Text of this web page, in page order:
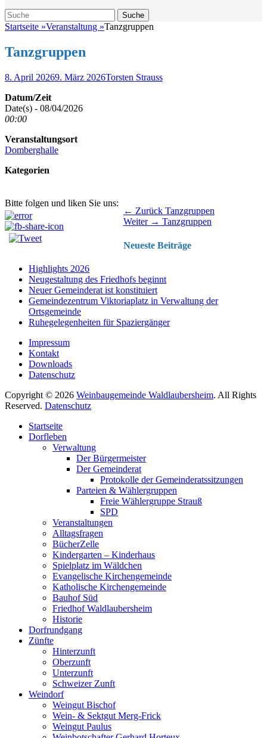
Suche
Suche
nach:
Startseite »Veranstaltung »Tanzgruppen
Tanzgruppen
Veröffentlicht
8. April 20269. März 2026Autor
Torsten Strauss
Datum/Zeit
Date(s) - 08/04/2026
00:00
Veranstaltungsort
Domberghalle
Kategorien
Bitte folgen und liken Sie uns:
Beitragsnavigation ← Zurück Vorhergehender
Beitrag:
Tanzgruppen
Weiter → Nächster
Tanzgruppen
Neueste Beiträge
Highlights 2026
Neugestaltung des Friedhofs beginnt
Neuer Gemeinderat ist konstituiert
Gemeindezentrum Viktoriaplatz in Verwaltung der
Ortsgemeinde
Ruhegelegenheiten für Spaziergänger
Impressum
Kontakt
Downloads
Datenschutz
Copyright © 2026 Weinbaugemeinde Waldlaubersheim. All Rights
Reserved. Datenschutz
oben
scrollen
Startseite
Dorfleben
Verwaltung
Der Bürgermeister
Der Gemeinderat
Protokolle der Gemeinderatssitzungen
Parteien & Wählergruppen
Freie Wählergruppe Strauß
SPD
Veranstaltungen
Alltagsfragen
BücherZelle
Kindergarten – Kinderhaus
Spielplatz im Wäldchen
Evangelische Kirchengemeinde
Katholische Kirchengemeinde
Bauhof Süd
Friedhof Waldlaubersheim
Historie
Dorfrundgang
Zünfte
Hinterzunft
Oberzunft
Unterzunft
Schweizer Zunft
Weindorf
Weingut Bischof
Wein- & Sektgut Merg-Frick
Weingut Paulus